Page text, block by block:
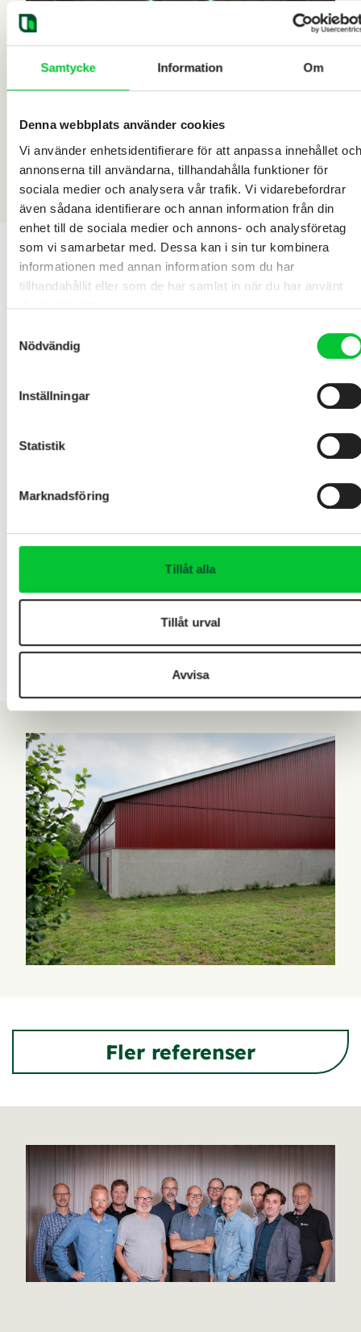
Samtycke Information Om
Denna webbplats använder cookies
Vi använder enhetsidentifierare för att anpassa innehållet och
annonserna till användarna, tillhandahålla funktioner för
sociala medier och analysera vår trafik. Vi vidarebefordrar
även sådana identifierare och annan information från din
enhet till de sociala medier och annons- och analysföretag
som vi samarbetar med. Dessa kan i sin tur kombinera
informationen med annan information som du har
tillhandahållit eller som de har samlat in när du har använt
Nödvändig
Inställningar
Statistik
Marknadsföring
Tillåt alla
Tillåt urval
Avvisa
Fler referenser